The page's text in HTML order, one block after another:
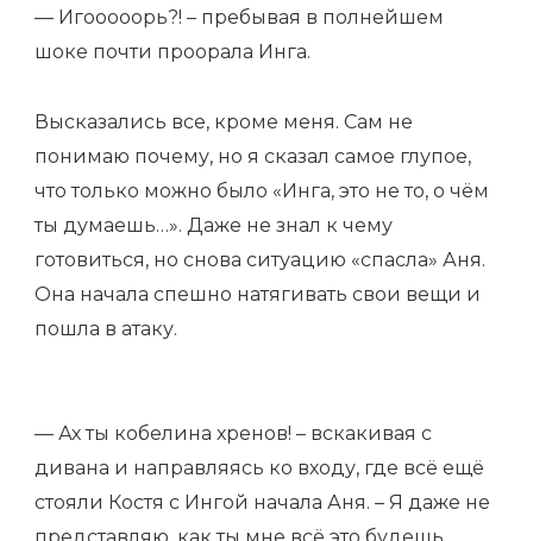
— Игооооорь?! – пребывая в полнейшем
шоке почти проорала Инга.
Высказались все, кроме меня. Сам не
понимаю почему, но я сказал самое глупое,
что только можно было «Инга, это не то, о чём
ты думаешь…». Даже не знал к чему
готовиться, но снова ситуацию «спасла» Аня.
Она начала спешно натягивать свои вещи и
пошла в атаку.
— Ах ты кобелина хренов! – вскакивая с
дивана и направляясь ко входу, где всё ещё
стояли Костя с Ингой начала Аня. – Я даже не